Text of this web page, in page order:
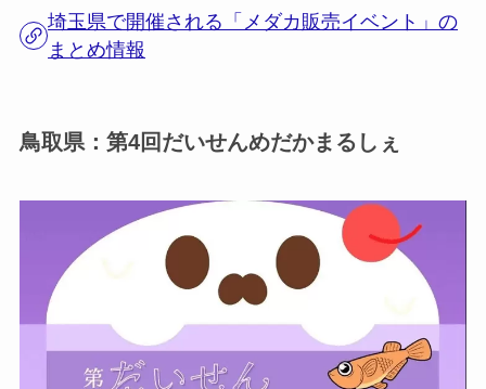
埼玉県で開催される「メダカ販売イベント」の
まとめ情報
鳥取県：第4回だいせんめだかまるしぇ